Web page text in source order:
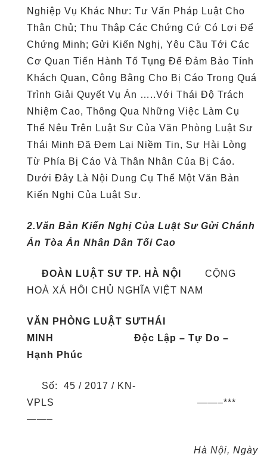
Nghiệp Vụ Khác Như: Tư Vấn Pháp Luật Cho
Thân Chủ; Thu Thập Các Chứng Cứ Có Lợi Để
Chứng Minh; Gửi Kiến Nghị, Yêu Cầu Tới Các
Cơ Quan Tiến Hành Tố Tụng Để Đảm Bảo Tính
Khách Quan, Công Bằng Cho Bị Cáo Trong Quá
Trình Giải Quyết Vụ Án …..Với Thái Độ Trách
Nhiệm Cao, Thông Qua Những Việc Làm Cụ
Thể Nêu Trên Luật Sư Của Văn Phòng Luật Sư
Thái Minh Đã Đem Lại Niềm Tin, Sự Hài Lòng
Từ Phía Bị Cáo Và Thân Nhân Của Bị Cáo.
Dưới Đây Là Nội Dung Cụ Thể Một Văn Bản
Kiến Nghị Của Luật Sư.
2.Văn Bản Kiến Nghị Của Luật Sư Gửi Chánh
Án Tòa Án Nhân Dân Tối Cao
ĐOÀN LUẬT SƯ TP. HÀ NỘI CỘNG
HOÀ XÁ HÔI CHỦ NGHĨA VIỆT NAM
VĂN PHÒNG LUẬT SƯTHÁI
MINH Độc Lập – Tự Do –
Hạnh Phúc
Số: 45 / 2017 / KN-
VPLS ——–***
——–
Hà Nội, Ngày